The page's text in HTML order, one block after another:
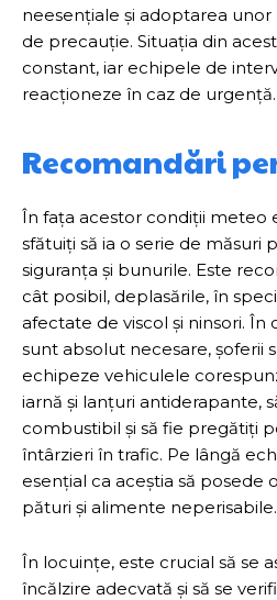
neesențiale și adoptarea
de precauție. Situația din
constant, iar echipele de
reacționeze în caz de urgență.
Recomandări
În fața acestor condiții meteo
sfătuiți să ia o serie de măsuri
siguranța și bunurile. Este
cât posibil, deplasările, în
afectate de viscol și ninsori. În
sunt absolut necesare, șoferii
echipeze vehiculele
iarnă și lanțuri antiderapante,
combustibil și să fie pregătiți
întârzieri în trafic. Pe lângă
esențial ca aceștia să posede
pături și alimente neperisabile.
În locuințe, este crucial să se
încălzire adecvată și să se